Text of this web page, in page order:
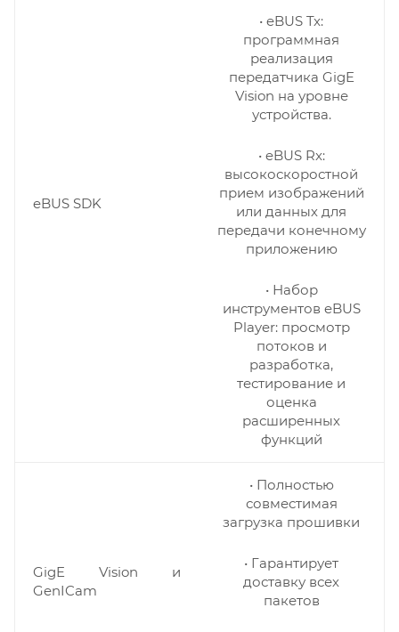
eBUS SDK
• eBUS Tx:
программная
реализация
передатчика GigE
Vision на уровне
устройства.
• eBUS Rx:
высокоскоростной
прием изображений
или данных для
передачи конечному
приложению
• Набор
инструментов eBUS
Player: просмотр
потоков и
разработка,
тестирование и
оценка
расширенных
функций
GigE Vision и
GenICam
• Полностью
совместимая
загрузка прошивки
• Гарантирует
доставку всех
пакетов